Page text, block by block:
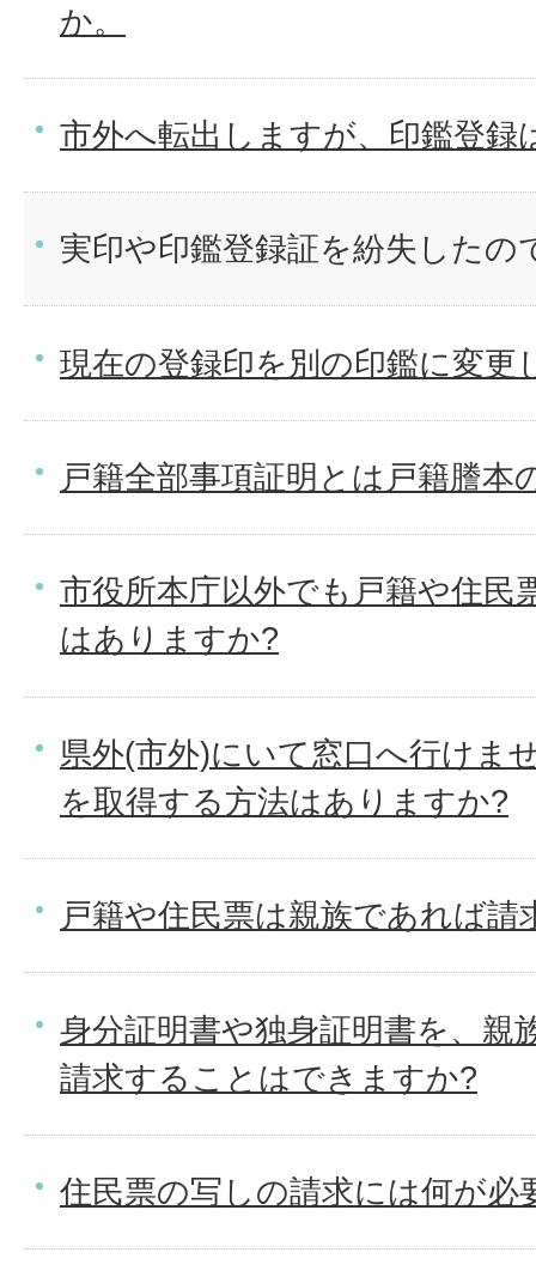
か。
市外へ転出しますが、印鑑登録
実印や印鑑登録証を紛失したの
現在の登録印を別の印鑑に変更
戸籍全部事項証明とは戸籍謄本
市役所本庁以外でも戸籍や住民
はありますか?
県外(市外)にいて窓口へ行けま
を取得する方法はありますか?
戸籍や住民票は親族であれば請
身分証明書や独身証明書を、親
請求することはできますか?
住民票の写しの請求には何が必